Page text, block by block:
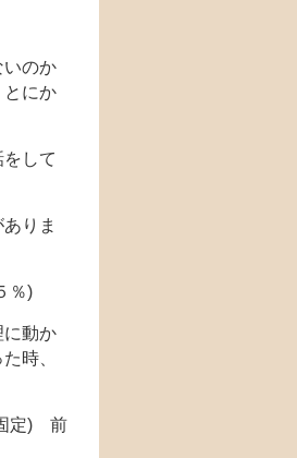
いのか
とにか
して
りま
％)
に動か
時、
定) 前